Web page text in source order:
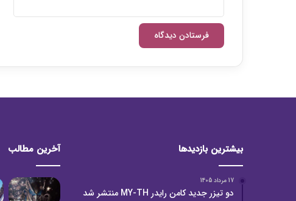
بیشترین بازدیدها
17 مرداد 1405
دو تیزر جدید کامن رایدر MY-TH منتشر شد
آخرین مطالب